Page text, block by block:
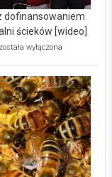
dofinansowaniem
ścieków [wideo]
Ekologiczne
została wyłączona